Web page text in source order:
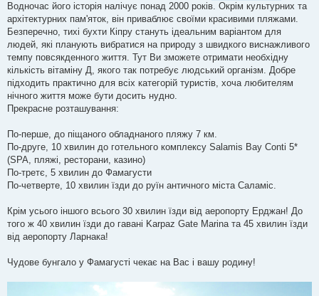
Водночас його історія налічує понад 2000 років. Окрім культурних та
архітектурних пам'яток, він приваблює своїми красивими пляжами.
Безперечно, тихі бухти Кіпру стануть ідеальним варіантом для
людей, які планують вибратися на природу з швидкого виснажливого
темпу повсякденного життя. Тут Ви зможете отримати необхідну
кількість вітаміну Д, якого так потребує людський організм. Добре
підходить практично для всіх категорій туристів, хоча любителям
нічного життя може бути досить нудно.
Прекрасне розташування:
По-перше, до піщаного обладнаного пляжу 7 км.
По-друге, 10 хвилин до готельного комплексу Salamis Bay Conti 5*
(SPA, пляжі, ресторани, казино)
По-третє, 5 хвилин до Фамагусти
По-четверте, 10 хвилин їзди до руїн античного міста Саламіс.
Крім усього іншого всього 30 хвилин їзди від аеропорту Ерджан! До
того ж 40 хвилин їзди до гавані Karpaz Gate Marina та 45 хвилин їзди
від аеропорту Ларнака!
Чудове бунгало у Фамагусті чекає на Вас і вашу родину!